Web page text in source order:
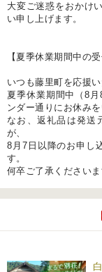
大変ご迷惑をおかけ
い申し上げます。
【夏季休業期間中の
いつも藤里町を応援
夏季休業期間中（8
ンダー通りにお休みを
なお、返礼品は発送
が、
8月7日以降のお申し
す。
何卒ご了承ください